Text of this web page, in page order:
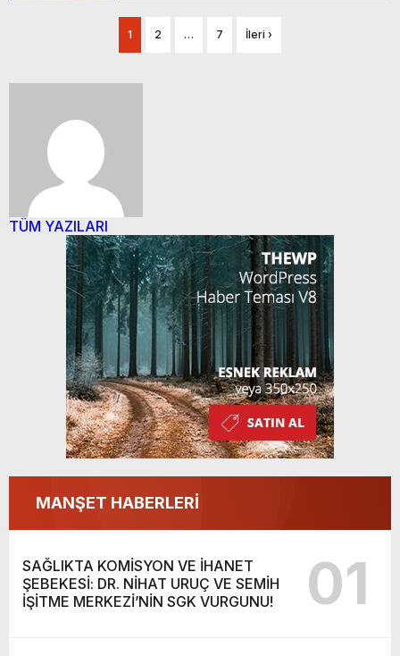
1 2 … 7 İleri ›
TÜM YAZILARI
MANŞET HABERLERİ
SAĞLIKTA KOMİSYON VE İHANET
ŞEBEKESİ: DR. NİHAT URUÇ VE SEMİH
İŞİTME MERKEZİ’NİN SGK VURGUNU!
01